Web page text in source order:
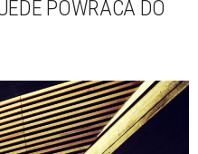
POWRACA DO